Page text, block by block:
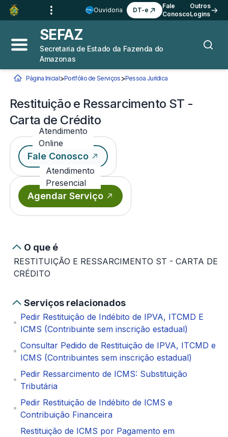
Ir para o
Conteúdo
Ir para a
Navegação 3
Ir para o
Rodapé 4
Ouvidoria DT-e
Fale
Conosco
Outros
Logins
Abrir menu principal
SEFAZ
Secretaria de Estado da Fazenda do
Amazonas
Você está aqui:
Página Inicial>Portfólio de Serviços >Pessoa JurídicaRestituição e
Restituição e Ressarcimento ST -
Carta de Crédito
Atendimento
Online
Fale Conosco
Atendimento
Presencial
Agendar Serviço
O que é
RESTITUIÇÃO E RESSARCIMENTO ST - CARTA DE
CRÉDITO
Serviços relacionados
Pedir Restituição de Indébito de IPVA, ITCMD E
ICMS (Contribuinte sem inscrição estadual)
Consultar Pedido de Restituição de IPVA, ITCMD e
ICMS (Contribuintes sem inscrição estadual)
Pedir Ressarcimento de ICMS: Substituição
Tributária
Pedir Restituição de Indébito de ICMS e
Contribuição Financeira
Restituição de ICMS por Pagamento em